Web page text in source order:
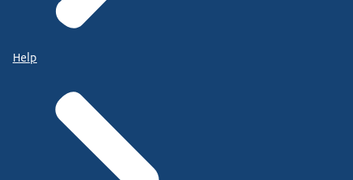
Help